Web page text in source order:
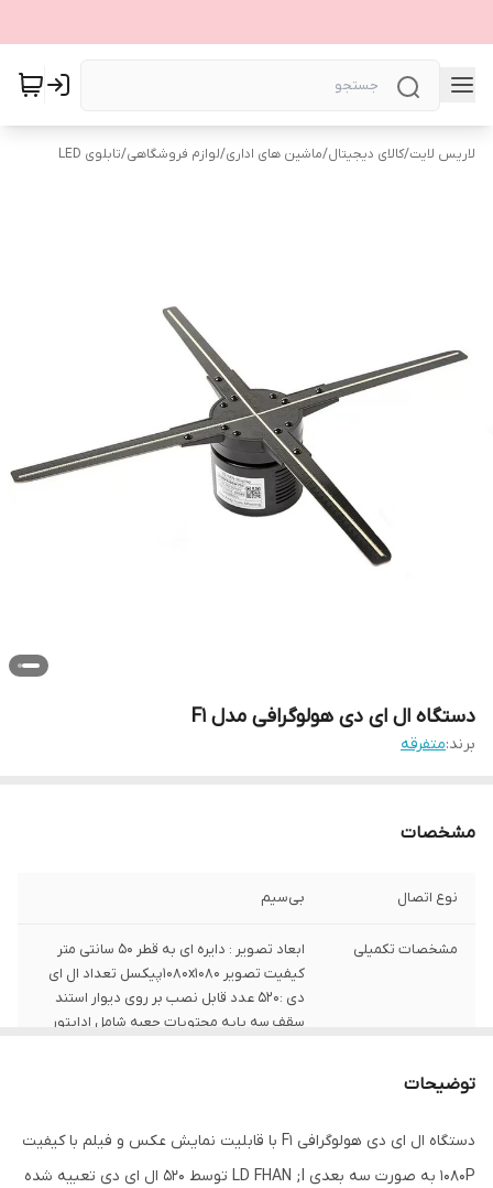
لاریس لایت/کالای دیجیتال/ماشین های اداری/لوازم فروشگاهی/تابلوی LED
دستگاه ال ای دی هولوگرافی مدل F1
برند:متفرقه
مشخصات
نوع اتصال بی‌سیم
مشخصات تکمیلی
ابعاد تصویر : دایره ای به قطر 50 سانتی متر
کیفیت تصویر 1080x1080پیکسل تعداد ال ای
دی :520 عدد قابل نصب بر روی دیوار استند
سقف سه پایه محتویات جعبه شامل اداپتور
زبان
نوع استفاده دیواری
توضیحات
دستگاه ال ای دی هولوگرافی F1 با قابلیت نمایش عکس و فیلم با کیفیت
1080P به صورت سه بعدی LD FHAN ;I توسط 520 ال ای دی تعبیه شده